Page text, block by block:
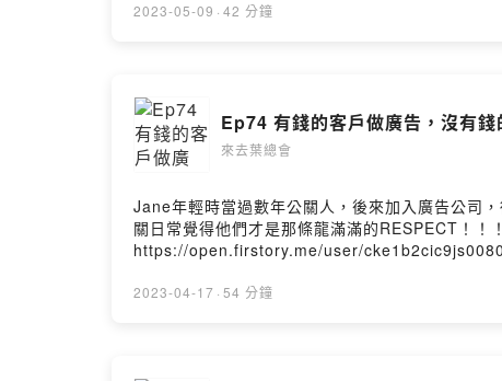
2023-05-09 · 42 分鐘
Ep74 有錢的客戶做廣告，沒有
來去葉總會
Jane年輕時當過數年公關人，後來加入廣告公司
關日常覺得他們才是那條龍滿滿的RESPECT！！
https://open.firstory.me/user/
2023-04-17 · 54 分鐘